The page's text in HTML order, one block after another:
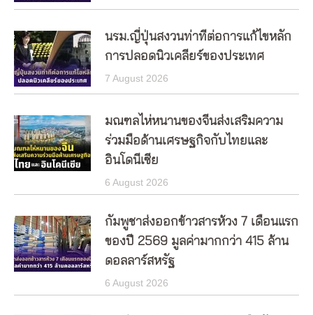
นรม.ญี่ปุ่นสงวนท่าทีต่อการแก้ไขหลัก
การปลอดนิวเคลียร์ของประเทศ
7 August 2026
มณฑลไห่หนานของจีนส่งเสริมความ
ร่วมมือด้านเศรษฐกิจกับไทยและ
อินโดนีเซีย
6 August 2026
กัมพูชาส่งออกข้าวสารห้วง 7 เดือนแรก
ของปี 2569 มูลค่ามากกว่า 415 ล้าน
ดอลลาร์สหรัฐ
6 August 2026